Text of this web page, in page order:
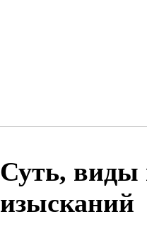
Суть, виды
изысканий